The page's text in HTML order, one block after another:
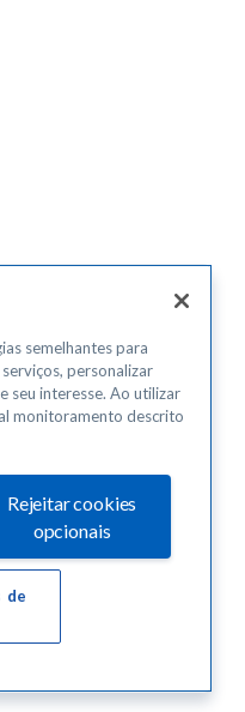
semelhantes para
personalizar
seu interesse. Ao utilizar
monitoramento descrito
Rejeitar cookies
opcionais
de